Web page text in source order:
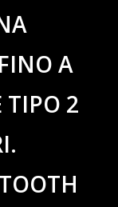
A
TIPO 2